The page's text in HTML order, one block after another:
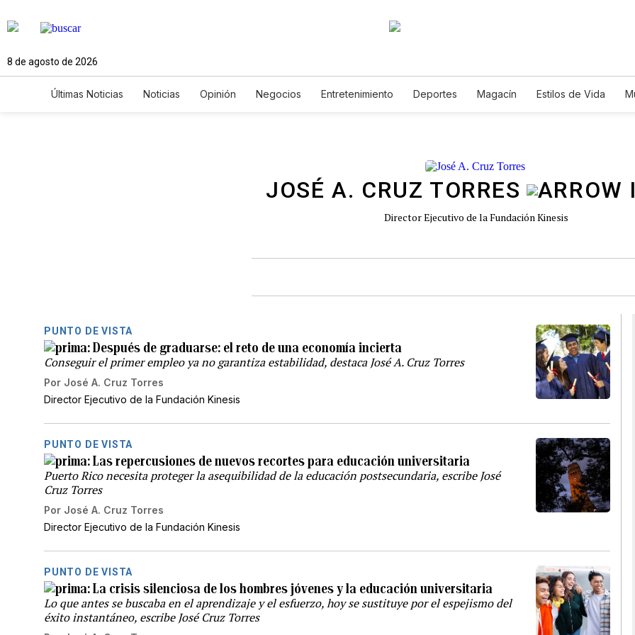
8 de agosto de 2026
Últimas Noticias Noticias Opinión Negocios Entretenimiento Deportes Magacín Estilos de Vida
JOSÉ A. CRUZ TORRES
Director Ejecutivo de la Fundación Kinesis
PUNTO DE VISTA
Después de graduarse: el reto de una economía incierta
Conseguir el primer empleo ya no garantiza estabilidad, destaca José A. Cruz Torres
Por José A. Cruz Torres
Director Ejecutivo de la Fundación Kinesis
PUNTO DE VISTA
Las repercusiones de nuevos recortes para educación universitaria
Puerto Rico necesita proteger la asequibilidad de la educación postsecundaria, escribe José
Cruz Torres
Por José A. Cruz Torres
Director Ejecutivo de la Fundación Kinesis
PUNTO DE VISTA
La crisis silenciosa de los hombres jóvenes y la educación universitaria
Lo que antes se buscaba en el aprendizaje y el esfuerzo, hoy se sustituye por el espejismo del
éxito instantáneo, escribe José Cruz Torres